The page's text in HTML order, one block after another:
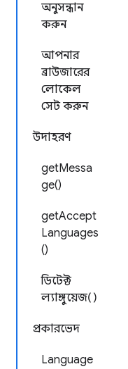
অনুসন্ধান
করুন
আপনার
ব্রাউজারের
লোকেল
সেট করুন
উদাহরণ
getMessa
ge()
getAccept
Languages
()
ডিটেক্ট
ল্যাঙ্গুয়েজ()
প্রকারভেদ
Language